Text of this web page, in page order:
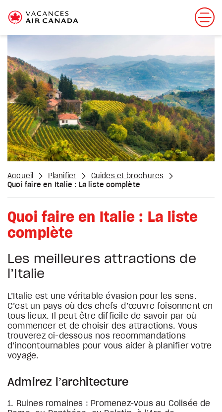
Accueil Planifier
Guides et brochures
Quoi faire en Italie : La liste complète
Quoi faire en Italie : La liste
complète
Les meilleures attractions de
l’Italie
L’Italie est une véritable évasion pour les sens.
C’est un pays où des chefs-d’œuvre foisonnent en
tous lieux. Il peut être difficile de savoir par où
commencer et de choisir des attractions. Vous
trouverez ci-dessous nos recommandations
d’incontournables pour vous aider à planifier votre
voyage.
Admirez l’architecture
1. Ruines romaines : Promenez-vous au Colisée de